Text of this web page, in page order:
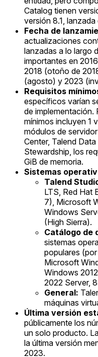
Catalog tienen
versión 8.1,
Fecha de
actualizaciones
lanzadas a lo largo
importantes en
2018 (otoño de
(agosto) y 2023
Requisitos
específicos varían
de implementación.
mínimos incluyen 1
módulos de
Center, Talend
Stewardship, los
GiB de memoria.
Sistemas
Talend
LTS, Red Hat
7), Microsoft
Windows
(High Sierra).
Catálogo de
sistemas
populares
Microsoft
Windows
2022 Server,
General:
máquinas
Última versión
públicamente los
un solo producto.
la última versión
2023.